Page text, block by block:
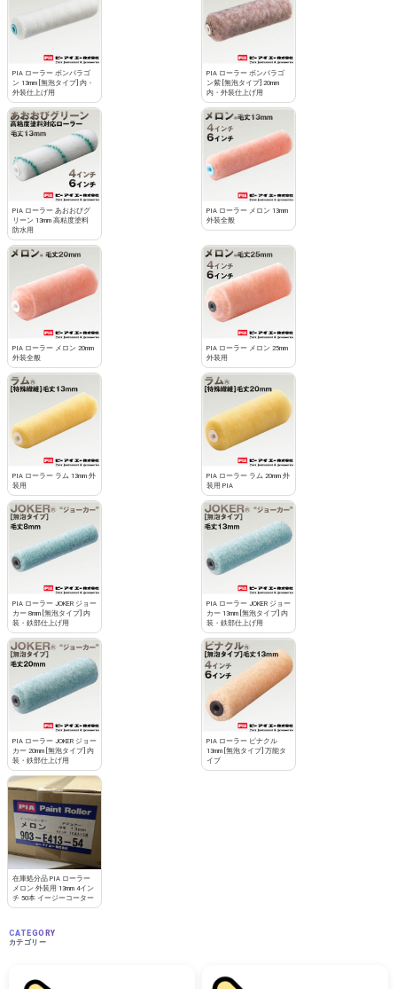
PIA ローラー ボンパラゴ
ン 13mm [無泡タイプ] 内・
外装仕上げ用
PIA ローラー ボンパラゴ
ン紫 [無泡タイプ] 20mm
内・外装仕上げ用
PIA ローラー あおおびグ
リーン 13mm 高粘度塗料
防水用
PIA ローラー メロン 13mm
外装全般
PIA ローラー メロン 20mm
外装全般
PIA ローラー メロン 25mm
外装用
PIA ローラー ラム 13mm 外
装用
PIA ローラー ラム 20mm 外
装用 PIA
PIA ローラー JOKER ジョー
カー 8mm [無泡タイプ] 内
装・鉄部仕上げ用
PIA ローラー JOKER ジョー
カー 13mm [無泡タイプ] 内
装・鉄部仕上げ用
PIA ローラー JOKER ジョー
カー 20mm [無泡タイプ] 内
装・鉄部仕上げ用
PIA ローラー ピナクル
13mm [無泡タイプ] 万能タ
イプ
在庫処分品 PIA ローラー
メロン 外装用 13mm 4イン
チ 50本 イージーコーター
CATEGORY
カテゴリー